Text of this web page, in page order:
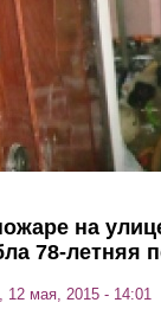
на
78-летняя
12 мая, 2015 - 14:01